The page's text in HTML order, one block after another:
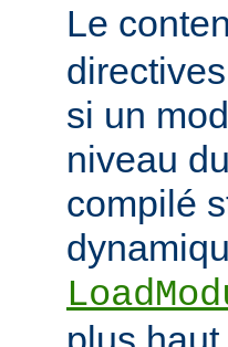
Le
si un
niveau
compilé